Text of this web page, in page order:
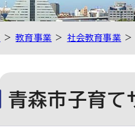
>教育事業 > 社会教育事業 >
青森市子育て